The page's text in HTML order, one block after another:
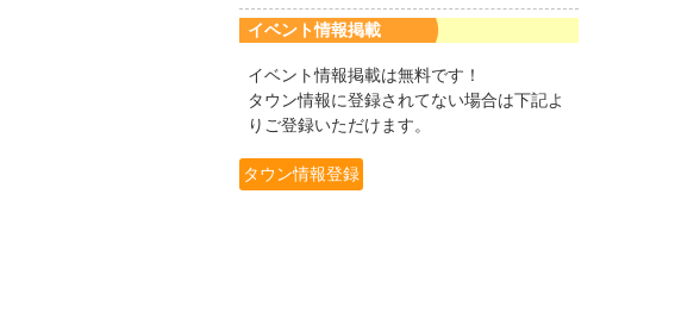
イベント情報掲載
イベント情報掲載は無料です！
タウン情報に登録されてない場合は下記よ
りご登録いただけます。
タウン情報登録